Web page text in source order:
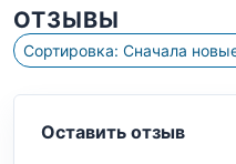
ОТЗЫВЫ
Сортировка: Сначала
Оставить отзыв